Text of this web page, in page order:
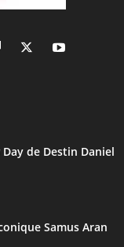
de Destin Daniel
Samus Aran